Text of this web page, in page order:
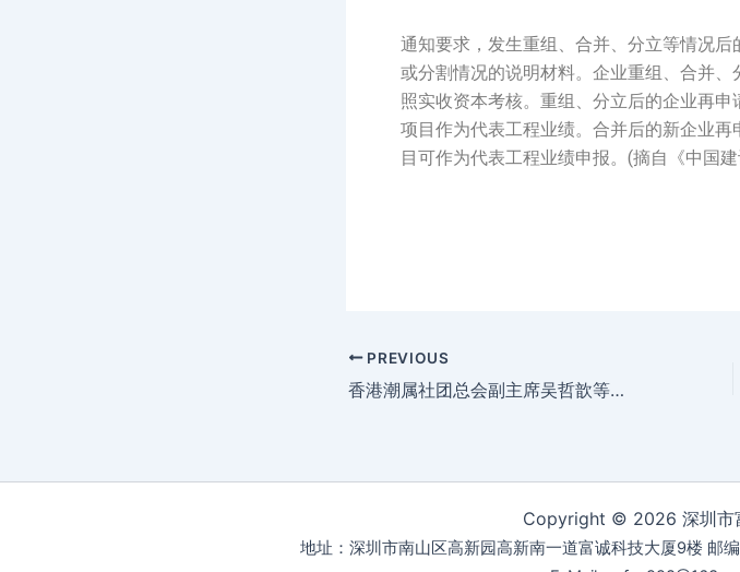
通知要求，发生重组、合并、分立等情况
或分割情况的说明材料。企业重组、合并
照实收资本考核。重组、分立后的企业再
项目作为代表工程业绩。合并后的新企业
目可作为代表工程业绩申报。(摘自《中国
PREVIOUS
香港潮属社团总会副主席吴哲歆等到访东山寺
Copyright © 2026 深圳市
地址：深圳市南山区高新园高新南一道富诚科技大厦9楼